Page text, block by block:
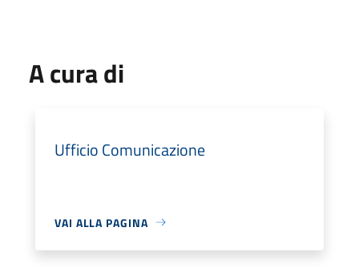
A cura di
Ufficio Comunicazione
VAI ALLA PAGINA